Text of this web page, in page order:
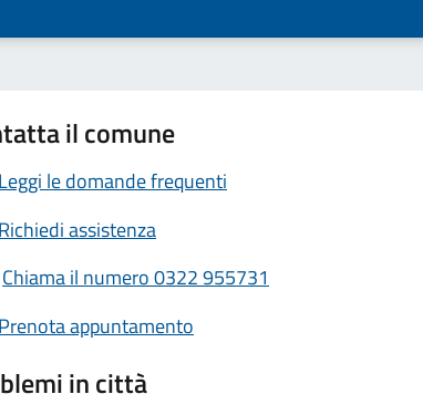
il comune
Leggi le domande frequenti
Richiedi assistenza
Chiama il numero 0322 955731
Prenota appuntamento
in città